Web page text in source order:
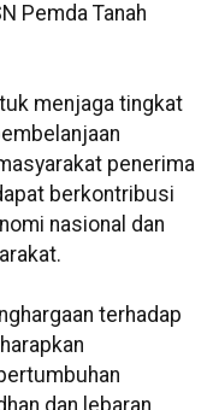
Pemda Tanah
menjaga tingkat
penerima
berkontribusi
nasional dan
terhadap